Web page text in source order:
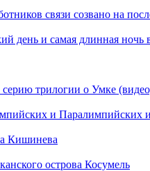
связи созвано на
день и самая длинная ночь
трилогии о Умке
и Паралимпийских
Кишинева
острова Косумель